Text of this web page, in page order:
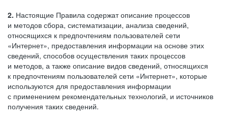
2. Настоящие Правила содержат описание процессов
и методов сбора, систематизации, анализа сведений,
относящихся к предпочтениям пользователей сети
«Интернет», предоставления информации на основе этих
сведений, способов осуществления таких процессов
и методов, а также описание видов сведений, относящихся
к предпочтениям пользователей сети «Интернет», которые
используются для предоставления информации
с применением рекомендательных технологий, и источников
получения таких сведений.